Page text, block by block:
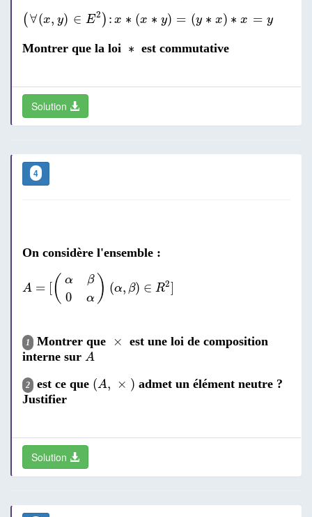
( ∀(x, y) ∈ E2 ) : x ∗ (x ∗ y) = (y ∗ x) ∗ x = y
(∀ ( x ∈ 2):x∗ y ∗ ∗
Montrer que la loi ∗
∗ est commutative
Solution
4
On considère l'ensemble :
A = [( α β
0 α ) (α, β) ∈ R2]
[ α)(
1 Montrer que ×
×
est une loi de composition
interne sur A
A
2 est ce que (A, × )
( A
admet un élément neutre ?
Justifier
Solution